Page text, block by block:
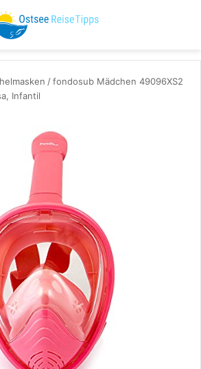
/fondosub Mädchen 49096XS2
Infantil